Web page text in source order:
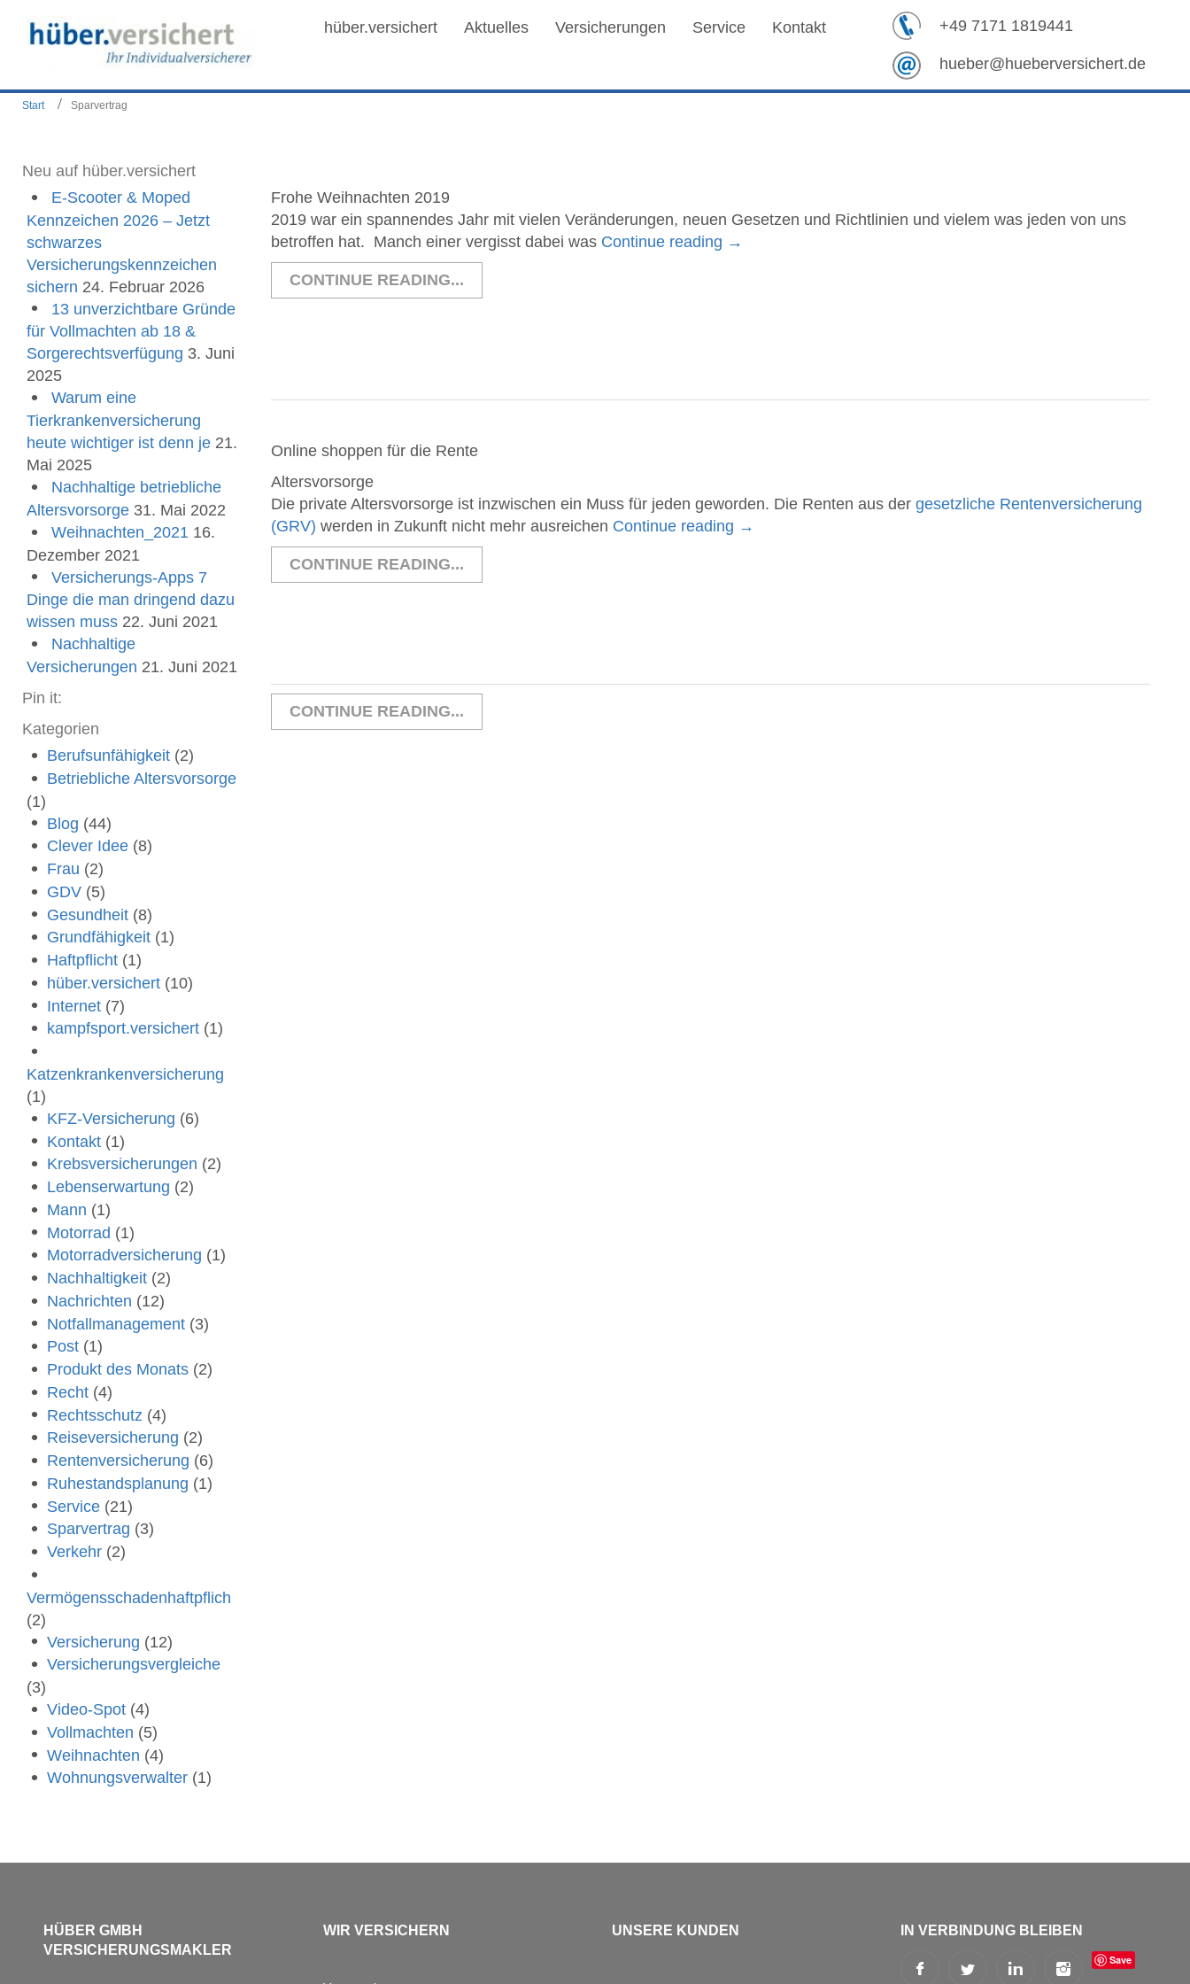
hüber.versichert Aktuelles Versicherungen Service Kontakt +49 7171 1819441
hueber@hueberversichert.de
Start Sparvertrag
Neu auf hüber.versichert
E-Scooter & Moped
Kennzeichen 2026 – Jetzt
schwarzes
Versicherungskennzeichen
sichern 24. Februar 2026
13 unverzichtbare Gründe
für Vollmachten ab 18 &
Sorgerechtsverfügung 3. Juni
2025
Warum eine
Tierkrankenversicherung
heute wichtiger ist denn je 21.
Mai 2025
Nachhaltige betriebliche
Altersvorsorge 31. Mai 2022
Weihnachten_2021 16.
Dezember 2021
Versicherungs-Apps 7
Dinge die man dringend dazu
wissen muss 22. Juni 2021
Nachhaltige
Versicherungen 21. Juni 2021
Pin it:
Kategorien
Berufsunfähigkeit (2)
Betriebliche Altersvorsorge
(1)
Blog (44)
Clever Idee (8)
Frau (2)
GDV (5)
Gesundheit (8)
Grundfähigkeit (1)
Haftpflicht (1)
hüber.versichert (10)
Internet (7)
kampfsport.versichert (1)
Katzenkrankenversicherung
(1)
KFZ-Versicherung (6)
Kontakt (1)
Krebsversicherungen (2)
Lebenserwartung (2)
Mann (1)
Motorrad (1)
Motorradversicherung (1)
Nachhaltigkeit (2)
Nachrichten (12)
Notfallmanagement (3)
Post (1)
Produkt des Monats (2)
Recht (4)
Rechtsschutz (4)
Reiseversicherung (2)
Rentenversicherung (6)
Ruhestandsplanung (1)
Service (21)
Sparvertrag (3)
Verkehr (2)
Vermögensschadenhaftpflich
(2)
Versicherung (12)
Versicherungsvergleiche
(3)
Video-Spot (4)
Vollmachten (5)
Weihnachten (4)
Wohnungsverwalter (1)
Frohe Weihnachten 2019
2019 war ein spannendes Jahr mit vielen Veränderungen, neuen Gesetzen und Richtlinien und vielem was jeden von uns
betroffen hat. Manch einer vergisst dabei was Continue reading →
CONTINUE READING...
Online shoppen für die Rente
Altersvorsorge
Die private Altersvorsorge ist inzwischen ein Muss für jeden geworden. Die Renten aus der gesetzliche Rentenversicherung
(GRV) werden in Zukunft nicht mehr ausreichen Continue reading →
CONTINUE READING...
CONTINUE READING...
HÜBER GMBH
VERSICHERUNGSMAKLER
WIR VERSICHERN UNSERE KUNDEN IN VERBINDUNG BLEIBEN
Save